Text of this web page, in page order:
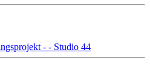
- - Studio 44